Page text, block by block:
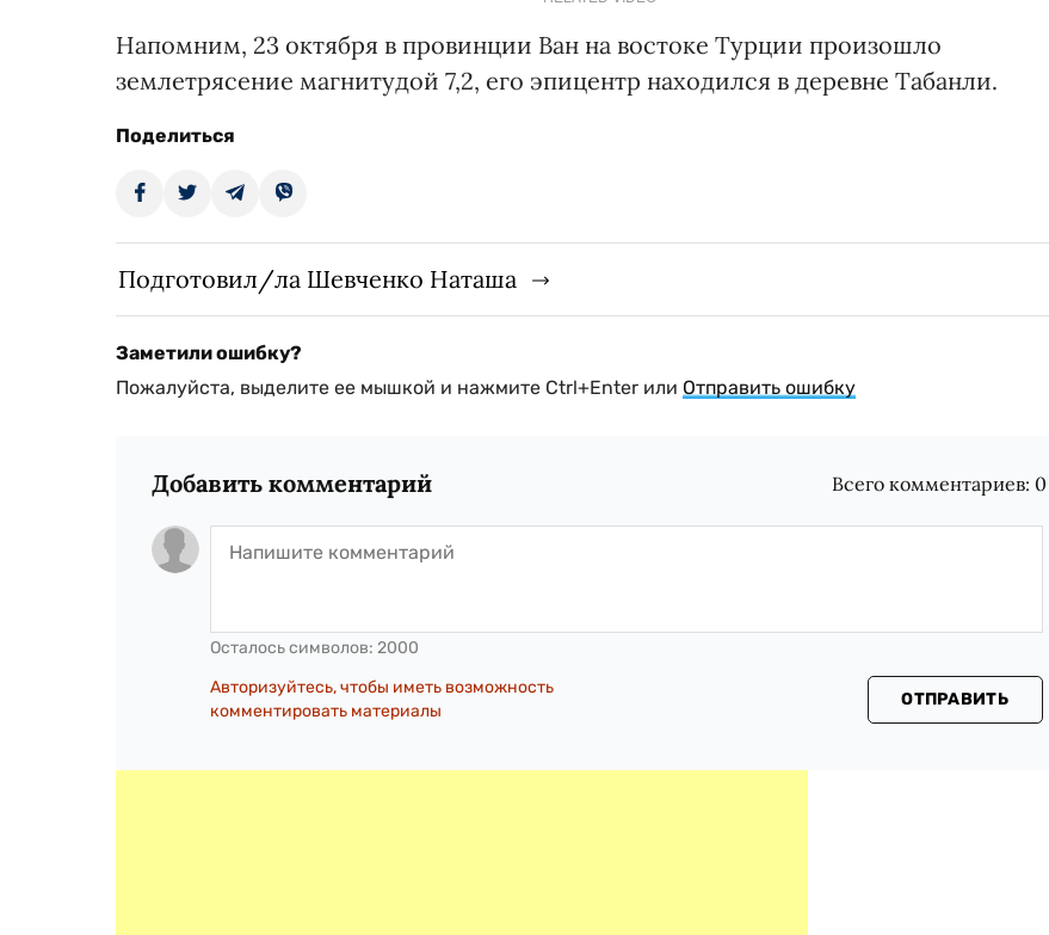
Напомним, 23 октября в провинции Ван на востоке Турции произошло
землетрясение магнитудой 7,2, его эпицентр находился в деревне Табанли.
Поделиться
Подготовил/ла Шевченко Наташа
Заметили ошибку?
Пожалуйста, выделите ее мышкой и нажмите Ctrl+Enter или Отправить ошибку
Добавить комментарий Всего комментариев: 0
Осталось символов: 2000
Авторизуйтесь, чтобы иметь возможность
комментировать материалы
ОТПРАВИТЬ